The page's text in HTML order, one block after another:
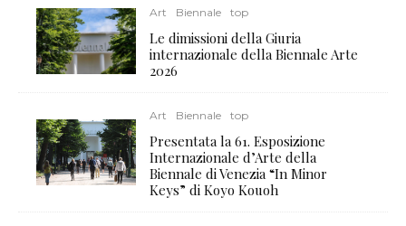
Art Biennale top
Le dimissioni della Giuria
internazionale della Biennale Arte
2026
Art Biennale top
Presentata la 61. Esposizione
Internazionale d’Arte della
Biennale di Venezia “In Minor
Keys” di Koyo Kouoh